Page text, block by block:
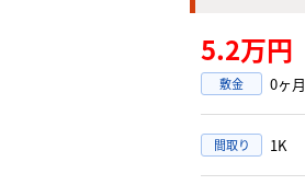
5.2万円
敷金 0ヶ月
間取り 1K